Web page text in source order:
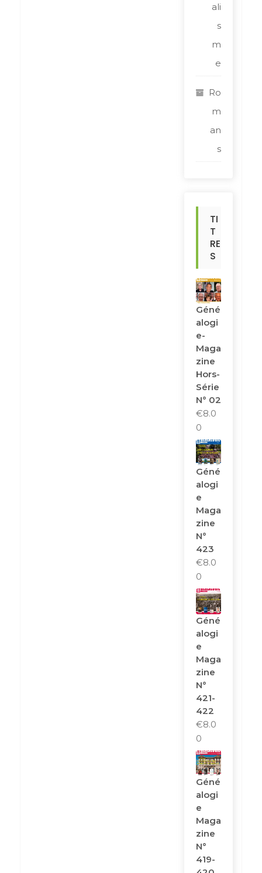
ali
s
m
e
Ro
m
an
s
TI
T
RE
S
Géné
Alogi
E-
Maga
Zine
Hors-
Série
N° 02
€8.0
0
Géné
Alogi
E
Maga
Zine
N°
423
€8.0
0
Géné
Alogi
E
Maga
Zine
N°
421-
422
€8.0
0
Géné
Alogi
E
Maga
Zine
N°
419-